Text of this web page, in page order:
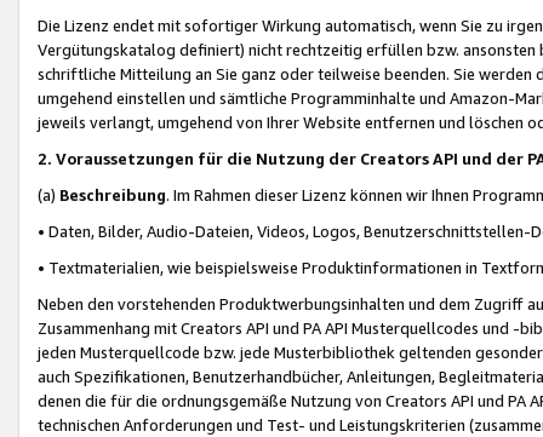
Die Lizenz endet mit sofortiger Wirkung automatisch, wenn Sie zu
Vergütungskatalog definiert) nicht rechtzeitig erfüllen bzw. ansonsten
schriftliche Mitteilung an Sie ganz oder teilweise beenden. Sie werden
umgehend einstellen und sämtliche Programminhalte und Amazon-
jeweils verlangt, umgehend von Ihrer Website entfernen und löschen
2. Voraussetzungen für die Nutzung der Creators API und der
(a) Beschreibung. Im Rahmen dieser Lizenz können wir Ihnen
• Daten, Bilder, Audio-Dateien, Videos, Logos, Benutzerschnittstellen-
• Textmaterialien, wie beispielsweise Produktinformationen in
Neben den vorstehenden Produktwerbungsinhalten und dem Zugriff
Zusammenhang mit Creators API und PA API Musterquellcodes und
jeden Musterquellcode bzw. jede Musterbibliothek geltenden
auch Spezifikationen, Benutzerhandbücher, Anleitungen,
denen die für die ordnungsgemäße Nutzung von Creators API und PA
technischen Anforderungen und Test- und Leistungskriterien